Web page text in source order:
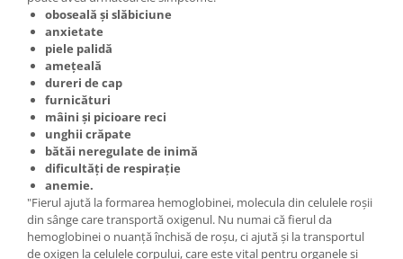
oboseală și slăbiciune
anxietate
piele palidă
amețeală
dureri de cap
furnicături
mâini și picioare reci
unghii crăpate
bătăi neregulate de inimă
dificultăți de respirație
anemie.
"Fierul ajută la formarea hemoglobinei, molecula din celulele roșii
din sânge care transportă oxigenul. Nu numai că fierul da
hemoglobinei o nuanță închisă de roșu, ci ajută și la transportul
de oxigen la celulele corpului, care este vital pentru organele și